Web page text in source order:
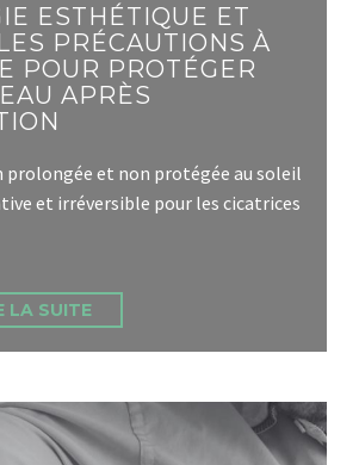
ESTHÉTIQUE ET
PRÉCAUTIONS À
POUR PROTÉGER
APRÈS
prolongée et non protégée au soleil
et irréversible pour les cicatrices
LA SUITE